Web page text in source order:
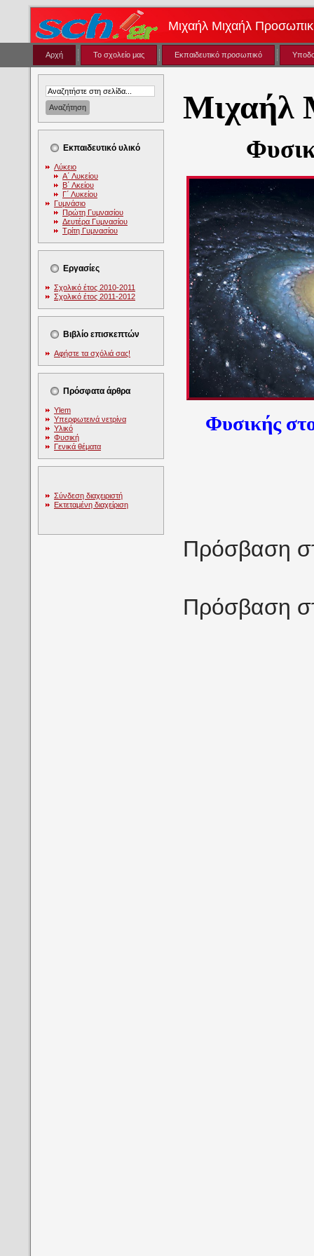
Μιχαήλ Μιχαήλ
Αρχή Το σχολείο μας Εκπαιδευτικό προσωπικό
Εκπαιδευτικό υλικό
Λύκειο
Α΄ Λυκείου
Β΄ Λκείου
Γ΄ Λυκείου
Γυμνάσιο
Πρώτη Γυμνασίου
Δευτέρα Γυμνασίου
Τρίτη Γυμνασίου
Εργασίες
Σχολικό έτος 2010-2011
Σχολικό έτος 2011-2012
Βιβλίο επισκεπτών
Αφήστε τα σχόλιά σας!
Πρόσφατα άρθρα
Υlem
Υπερφωτεινά νετρίνα
Υλικό
Φυσική
Γενικά θέματα
Σύνδεση διαχειριστή
Εκτεταμένη διαχείριση
Μιχαήλ
Φυσικής
Πρόσβαση
Πρόσβαση